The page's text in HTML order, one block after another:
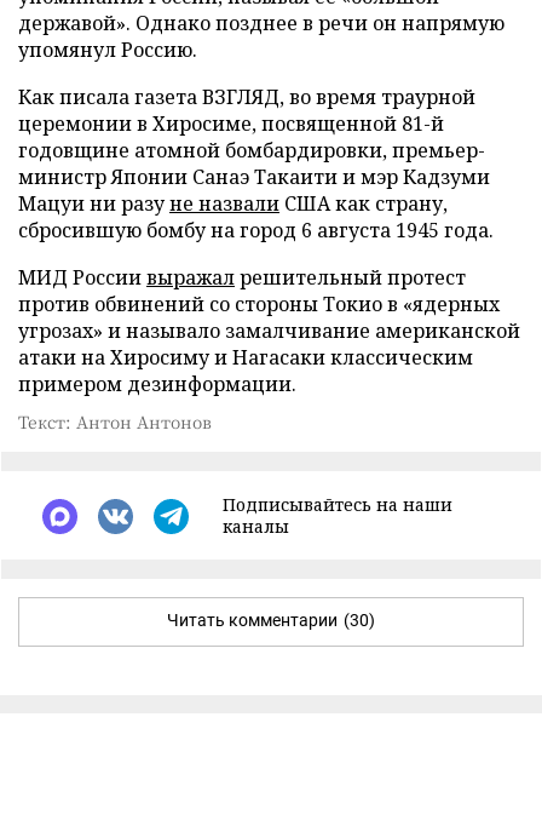
державой». Однако позднее в речи он напрямую
упомянул Россию.
Как писала газета ВЗГЛЯД, во время траурной
церемонии в Хиросиме, посвященной 81-й
годовщине атомной бомбардировки, премьер-
министр Японии Санаэ Такаити и мэр Кадзуми
Мацуи ни разуне назвали США как страну,
сбросившую бомбу на город 6 августа 1945 года.
МИД Россиивыражалрешительный протест
против обвинений со стороны Токио в «ядерных
угрозах» и называло замалчивание американской
атаки на Хиросиму и Нагасаки классическим
примером дезинформации.
Текст: Антон Антонов
Подписывайтесь на наши
каналы
Читать комментарии (30)